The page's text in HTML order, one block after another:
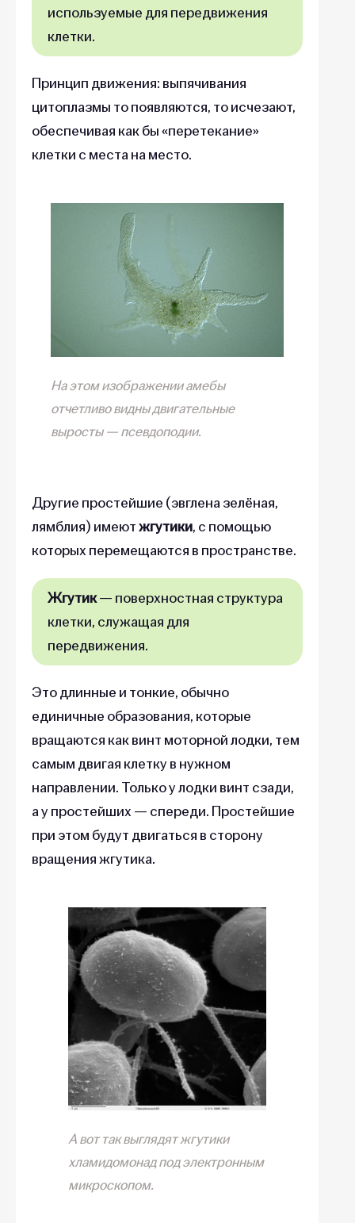
используемые для передвижения
клетки.
Принцип движения: выпячивания
цитоплазмы то появляются, то исчезают,
обеспечивая как бы «перетекание»
клетки с места на место.
На этом изображении амебы
отчетливо видны двигательные
выросты — псевдоподии.
Другие простейшие (эвглена зелёная,
лямблия) имеютжгутики, с помощью
которых перемещаются в пространстве.
Жгутик— поверхностная структура
клетки, служащая для
передвижения.
Это длинные и тонкие, обычно
единичные образования, которые
вращаются как винт моторной лодки, тем
самым двигая клетку в нужном
направлении. Только у лодки винт сзади,
а у простейших — спереди. Простейшие
при этом будут двигаться в сторону
вращения жгутика.
А вот так выглядят жгутики
хламидомонад под электронным
микроскопом.